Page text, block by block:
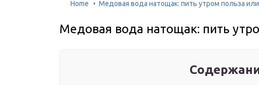
Home Медовая вода натощак: пить утром польза
Медовая вода натощак: пить